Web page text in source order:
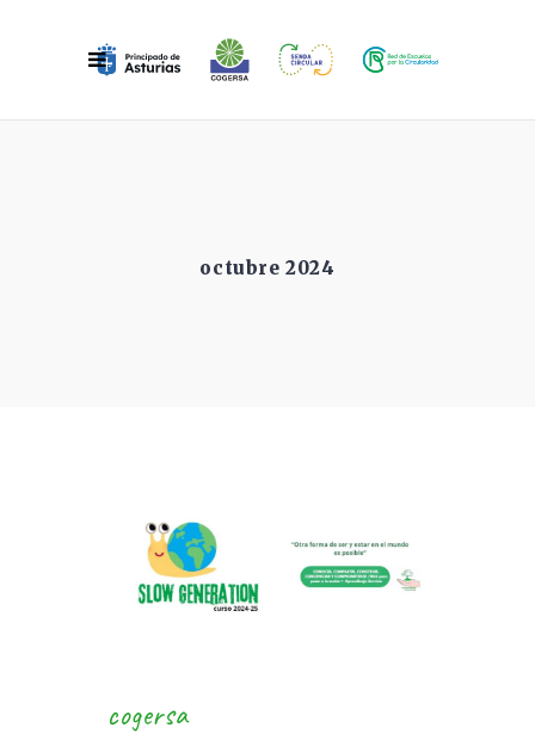
octubre 2024
cogersa